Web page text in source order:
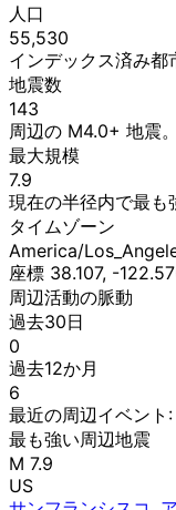
人口
55,530
インデックス済み都
地震数
143
周辺の M4.0+ 地震。
最大規模
7.9
現在の半径内で最も
タイムゾーン
America/
座標 38.107, -
周辺活動の脈動
過去30日
0
過去12か月
6
最近の周辺イベント:
最も強い周辺地震
M 7.9
US